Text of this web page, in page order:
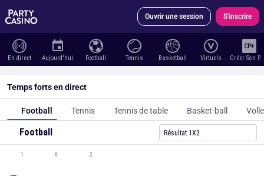
Ouvrir une session S'inscrire
En direct Aujourd'hui Football Tennis Basketball Virtuels Créer
Temps forts en direct
Football Tennis Tennis de table Basket-ball
Football Résultat 1X2
1 X 2